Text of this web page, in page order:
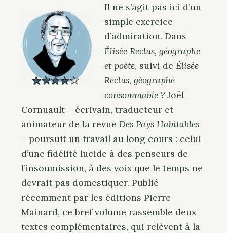
Il ne s’agit pas ici d’un
simple exercice
d’admiration. Dans
Élisée Reclus, géographe
et poète, suivi de Élisée
Reclus, géographe
consommable ? Joël
Cornuault – écrivain, traducteur et
animateur de la revue Des Pays Habitables
– poursuit un travail au long cours : celui
d’une fidélité lucide à des penseurs de
l’insoumission, à des voix que le temps ne
devrait pas domestiquer. Publié
récemment par les éditions Pierre
Mainard, ce bref volume rassemble deux
textes complémentaires, qui relèvent à la